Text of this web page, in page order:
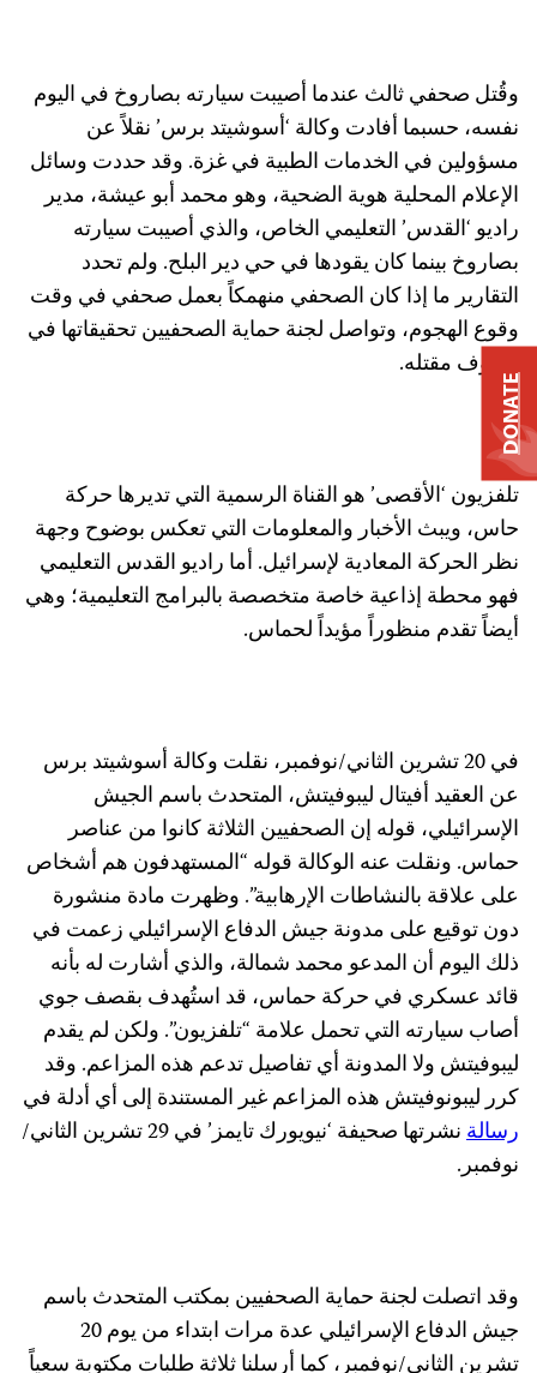
وقُتل صحفي ثالث عندما أصيبت سيارته بصاروخ في اليوم
نفسه، حسبما أفادت وكالة ‘أسوشيتد برس’ نقلاً عن
مسؤولين في الخدمات الطبية في غزة. وقد حددت وسائل
الإعلام المحلية هوية الضحية، وهو محمد أبو عيشة، مدير
راديو ‘القدس’ التعليمي الخاص، والذي أصيبت سيارته
بصاروخ بينما كان يقودها في حي دير البلح. ولم تحدد
التقارير ما إذا كان الصحفي منهمكاً بعمل صحفي في وقت
وقوع الهجوم، وتواصل لجنة حماية الصحفيين تحقيقاتها في
ظروف مقتله.
تلفزيون ‘الأقصى’ هو القناة الرسمية التي تديرها حركة
حاس، ويبث الأخبار والمعلومات التي تعكس بوضوح وجهة
نظر الحركة المعادية لإسرائيل. أما راديو القدس التعليمي
فهو محطة إذاعية خاصة متخصصة بالبرامج التعليمية؛ وهي
أيضاً تقدم منظوراً مؤيداً لحماس.
في 20 تشرين الثاني/نوفمبر، نقلت وكالة أسوشيتد برس
عن العقيد أفيتال ليبوفيتش، المتحدث باسم الجيش
الإسرائيلي، قوله إن الصحفيين الثلاثة كانوا من عناصر
حماس. ونقلت عنه الوكالة قوله “المستهدفون هم أشخاص
على علاقة بالنشاطات الإرهابية”. وظهرت مادة منشورة
دون توقيع على مدونة جيش الدفاع الإسرائيلي زعمت في
ذلك اليوم أن المدعو محمد شمالة، والذي أشارت له بأنه
قائد عسكري في حركة حماس، قد استُهدف بقصف جوي
أصاب سيارته التي تحمل علامة “تلفزيون”. ولكن لم يقدم
ليبوفيتش ولا المدونة أي تفاصيل تدعم هذه المزاعم. وقد
كرر ليبونوفيتش هذه المزاعم غير المستندة إلى أي أدلة في
رسالة
نشرتها صحيفة ‘نيويورك تايمز’ في 29 تشرين الثاني/
نوفمبر.
وقد اتصلت لجنة حماية الصحفيين بمكتب المتحدث باسم
جيش الدفاع الإسرائيلي عدة مرات ابتداء من يوم 20
تشرين الثاني/نوفمبر، كما أرسلنا ثلاثة طلبات مكتوبة سعياً
DONATE